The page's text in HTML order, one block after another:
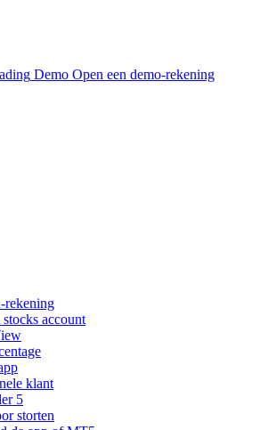
Demo Open een demo-rekening
account
klant
5
storten